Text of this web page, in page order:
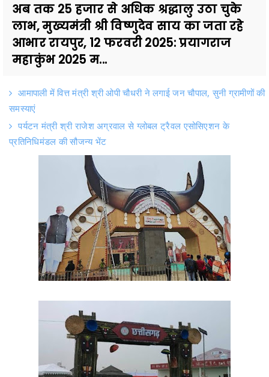
अब तक 25 हजार से अधिक श्रद्धालु उठा चुके
लाभ, मुख्यमंत्री श्री विष्णुदेव साय का जता रहे
आभार रायपुर, 12 फरवरी 2025: प्रयागराज
महाकुंभ 2025 म...
आमापाली में वित्त मंत्री श्री ओपी चौधरी ने लगाई जन चौपाल, सुनी ग्रामीणों की
समस्याएं
पर्यटन मंत्री श्री राजेश अग्रवाल से ग्लोबल ट्रैवल एसोसिएशन के
प्रतिनिधिमंडल की सौजन्य भेंट